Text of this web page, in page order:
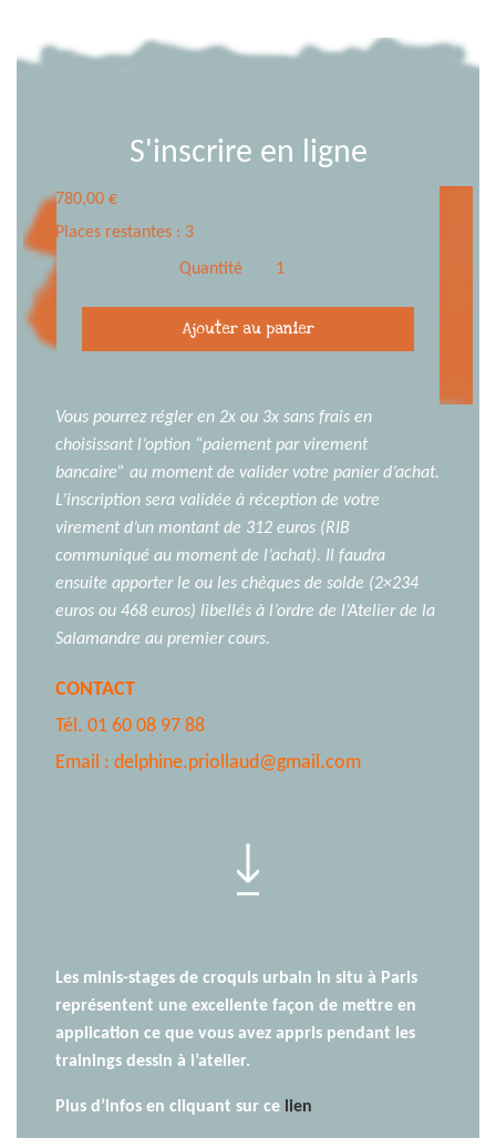
S'inscrire en ligne
780,00 €
Places restantes : 3
Quantité
quantité
de
croquis
et
aquarelle
sur
le
vif/
Carnet
de
voyage,
adultes
Ajouter au panier
Vous pourrez régler en 2x ou 3x sans frais en
choisissant l’option “paiement par virement
bancaire” au moment de valider votre panier d’achat.
L’inscription sera validée à réception de votre
virement d’un montant de 312 euros (RIB
communiqué au moment de l’achat). Il faudra
ensuite apporter le ou les chèques de solde (2×234
euros ou 468 euros) libellés à l’ordre de l’Atelier de la
Salamandre au premier cours.
CONTACT
Tél. 01 60 08 97 88
Email : delphine.priollaud@gmail.com
Les minis-stages de croquis urbain in situ à Paris
représentent une excellente façon de mettre en
application ce que vous avez appris pendant les
trainings dessin à l’atelier.
Plus d’infos en cliquant sur ce lien